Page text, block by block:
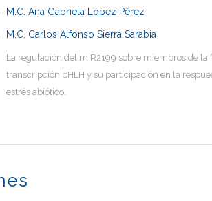
M.C. Ana Gabriela López Pérez
M.C. Carlos Alfonso Sierra Sarabia
La regulación del miR2199 sobre miembros de la
transcripción bHLH y su participación en la
estrés abiótico.